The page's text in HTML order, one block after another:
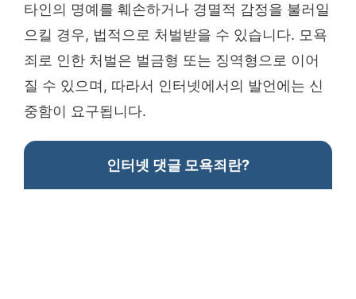
타인의 명예를 훼손하거나 경멸적 감정을 불러일
으킬 경우, 법적으로 처벌받을 수 있습니다. 모욕
죄로 인한 처벌은 벌금형 또는 징역형으로 이어
질 수 있으며, 따라서 인터넷에서의 발언에는 신
중함이 요구됩니다.
인터넷 댓글 모욕죄란?